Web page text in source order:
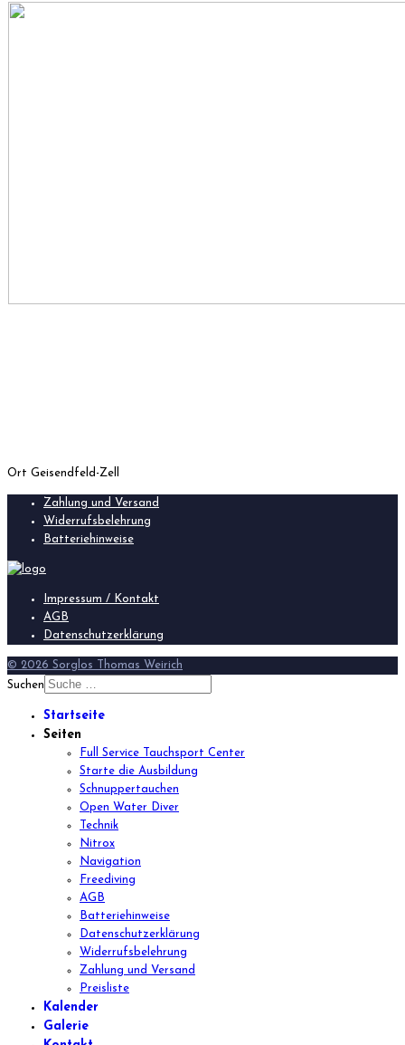
Ort Geisendfeld-Zell
Zahlung und Versand
Widerrufsbelehrung
Batteriehinweise
Impressum / Kontakt
AGB
Datenschutzerklärung
© 2026 Sorglos Thomas Weirich
Suchen
Startseite
Seiten
Full Service Tauchsport Center
Starte die Ausbildung
Schnuppertauchen
Open Water Diver
Technik
Nitrox
Navigation
Freediving
AGB
Batteriehinweise
Datenschutzerklärung
Widerrufsbelehrung
Zahlung und Versand
Preisliste
Kalender
Galerie